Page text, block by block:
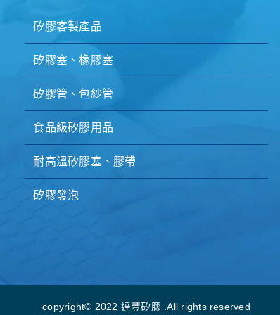
矽膠客製產品
矽膠塞、橡膠塞
矽膠管、包紗管
食品級矽膠用品
耐高溫矽膠塞、膠帶
矽膠發泡
copyright© 2022 達豐矽膠 .All rights reserved